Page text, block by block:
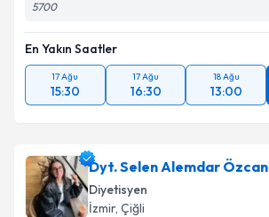
5700
En Yakın Saatler
17 Ağu
15:30
17 Ağu
16:30
18 Ağu
13:00
Dyt. Selen Alemdar Özcan
Diyetisyen
İzmir, Çiğli